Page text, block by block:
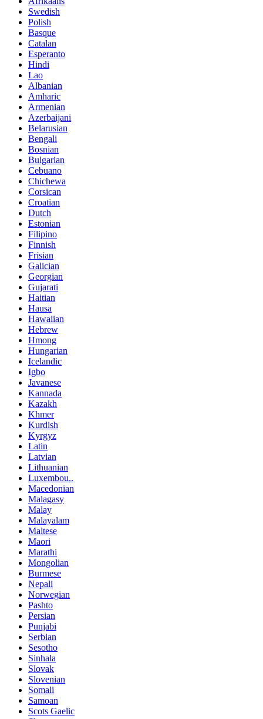
Swedish
Polish
Basque
Catalan
Esperanto
Hindi
Lao
Albanian
Amharic
Armenian
Azerbaijani
Belarusian
Bengali
Bosnian
Bulgarian
Cebuano
Chichewa
Corsican
Croatian
Dutch
Estonian
Filipino
Finnish
Frisian
Galician
Georgian
Gujarati
Haitian
Hausa
Hawaiian
Hebrew
Hmong
Hungarian
Icelandic
Igbo
Javanese
Kannada
Kazakh
Khmer
Kurdish
Kyrgyz
Latin
Latvian
Lithuanian
Luxembou..
Macedonian
Malagasy
Malay
Malayalam
Maltese
Maori
Marathi
Mongolian
Burmese
Nepali
Norwegian
Pashto
Persian
Punjabi
Serbian
Sesotho
Sinhala
Slovak
Slovenian
Somali
Samoan
Scots Gaelic